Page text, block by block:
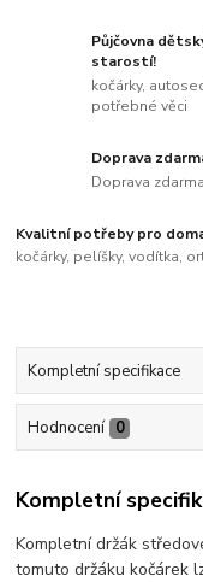
Půjčovna
starostí!
kočárky,
potřebné věci
Doprava
Doprava
Kvalitní potřeby pro
kočárky, pelíšky, vodítka,
Kompletní specifikace
Hodnocení 0
Kompletní
Kompletní držák
tomuto držáku kočárek